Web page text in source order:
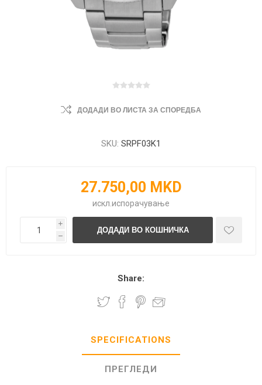
ДОДАДИ ВО ЛИСТА ЗА СПОРЕДБА
SKU: SRPF03K1
27.750,00 MKD
искл. испорачување
i
h
Share:
SPECIFICATIONS
ПРЕГЛЕДИ